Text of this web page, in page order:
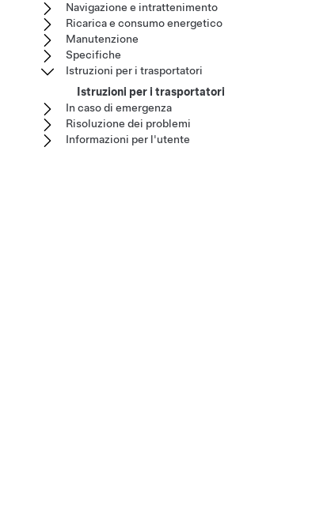
Navigazione e intrattenimento
Ricarica e consumo energetico
Manutenzione
Specifiche
Istruzioni per i trasportatori
Istruzioni per i trasportatori
In caso di emergenza
Risoluzione dei problemi
Informazioni per l'utente